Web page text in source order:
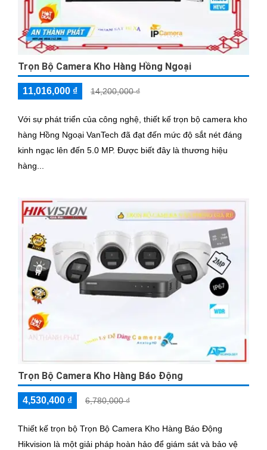
Trọn Bộ Camera Kho Hàng Hồng Ngoại
11,016,000 ₫ 14,200,000 ₫
Với sự phát triển của công nghệ, thiết kế trọn bộ camera kho
hàng Hồng Ngoại VanTech đã đạt đến mức độ sắt nét đáng
kinh ngạc lên đến 5.0 MP. Được biết đây là thương hiệu
hàng...
Trọn Bộ Camera Kho Hàng Báo Động
4,530,400 ₫ 6,780,000 ₫
Thiết kế trọn bộ Trọn Bộ Camera Kho Hàng Báo Động
Hikvision là một giải pháp hoàn hảo để giám sát và bảo vệ